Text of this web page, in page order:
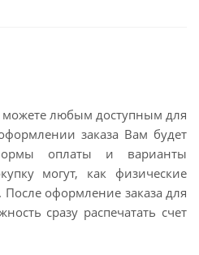
любым доступным для
заказа Вам будет
оплаты и варианты
могут, как физические
оформление заказа для
сразу распечатать счет